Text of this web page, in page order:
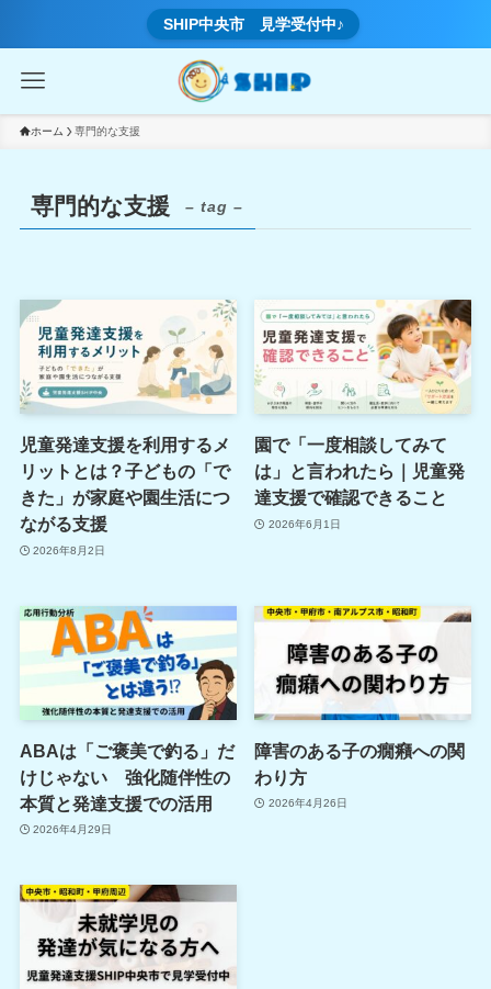
SHIP中央市 見学受付中♪
ホーム 専門的な支援
専門的な支援 – tag –
児童発達支援を利用するメ
リットとは？子どもの「で
きた」が家庭や園生活につ
ながる支援
2026年8月2日
園で「一度相談してみて
は」と言われたら｜児童発
達支援で確認できること
2026年6月1日
ABAは「ご褒美で釣る」だ
けじゃない 強化随伴性の
本質と発達支援での活用
2026年4月29日
障害のある子の癇癪への関
わり方
2026年4月26日